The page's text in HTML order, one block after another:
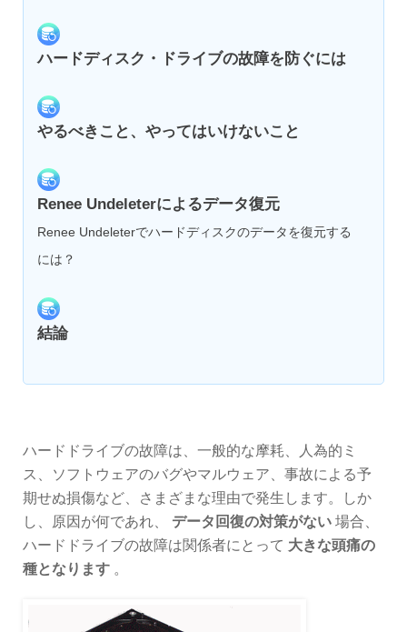
ハードディスク・ドライブの故障を防ぐには
やるべきこと、やってはいけないこと
Renee Undeleterによるデータ復元
Renee Undeleterでハードディスクのデータを復元する
には？
結論
ハードドライブの故障は、一般的な摩耗、人為的ミ
ス、ソフトウェアのバグやマルウェア、事故による予
期せぬ損傷など、さまざまな理由で発生します。しか
し、原因が何であれ、 データ回復の対策がない 場合、
ハードドライブの故障は関係者にとって 大きな頭痛の
種となります 。